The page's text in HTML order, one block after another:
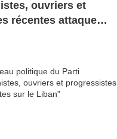
ouvriers et
récentes attaques